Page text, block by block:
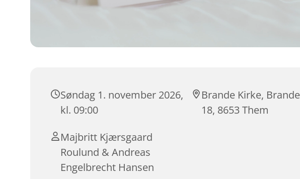
Søndag 1. november 2026,
kl. 09:00
Brande Kirke,
18, 8653 Them
Majbritt Kjærsgaard
Roulund & Andreas
Engelbrecht Hansen